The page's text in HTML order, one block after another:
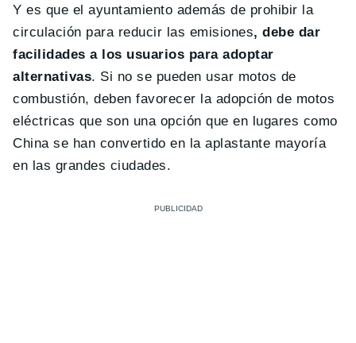
Y es que el ayuntamiento además de prohibir la
circulación para reducir las emisiones, debe dar
facilidades a los usuarios para adoptar
alternativas. Si no se pueden usar motos de
combustión, deben favorecer la adopción de motos
eléctricas que son una opción que en lugares como
China se han convertido en la aplastante mayoría
en las grandes ciudades.